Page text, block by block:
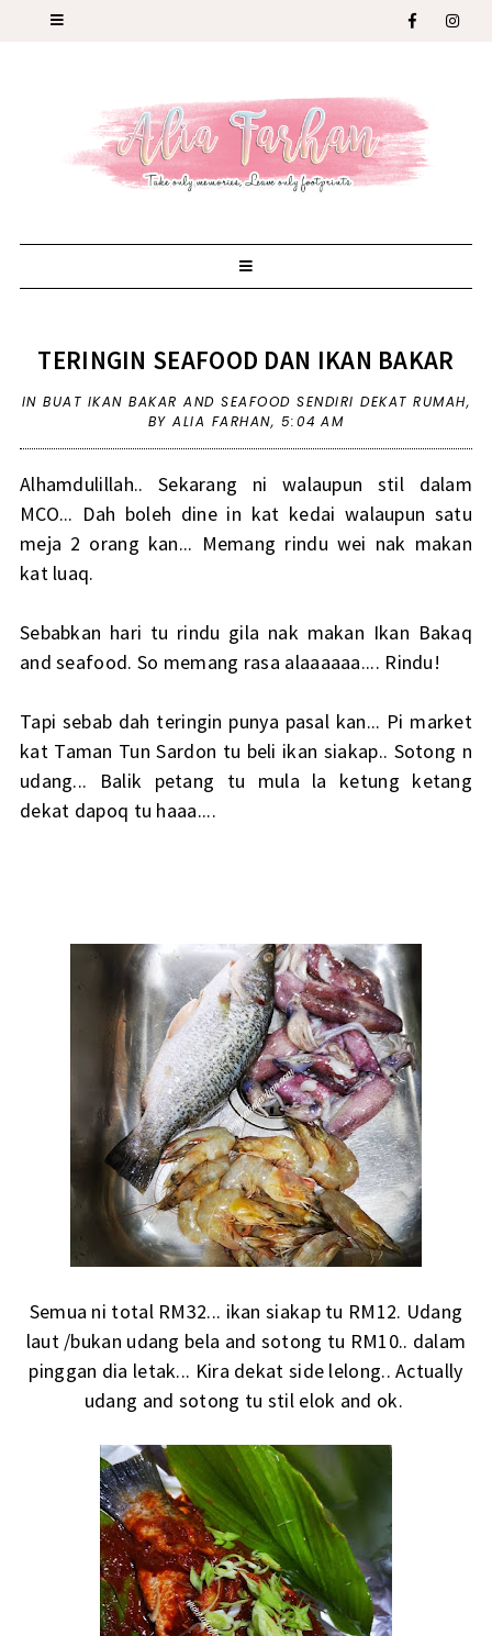
TERINGIN SEAFOOD DAN IKAN BAKAR
INBUAT IKAN BAKAR AND SEAFOOD SENDIRI DEKAT RUMAH,
BY ALIA FARHAN, 5:04 AM
Alhamdulillah.. Sekarang ni walaupun stil dalam
MCO... Dah boleh dine in kat kedai walaupun satu
meja 2 orang kan... Memang rindu wei nak makan
kat luaq.
Sebabkan hari tu rindu gila nak makan Ikan Bakaq
and seafood. So memang rasa alaaaaaa.... Rindu!
Tapi sebab dah teringin punya pasal kan... Pi market
kat Taman Tun Sardon tu beli ikan siakap.. Sotong n
udang... Balik petang tu mula la ketung ketang
dekat dapoq tu haaa....
Semua ni total RM32... ikan siakap tu RM12. Udang
laut /bukan udang bela and sotong tu RM10.. dalam
pinggan dia letak... Kira dekat side lelong.. Actually
udang and sotong tu stil elok and ok.